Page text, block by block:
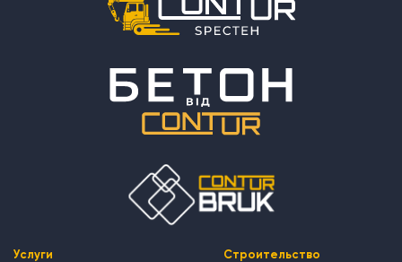
Услуги Строительство